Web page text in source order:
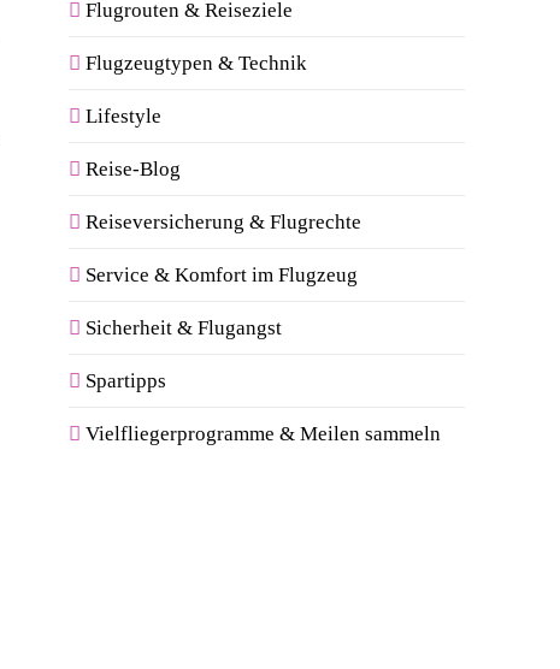
Flugrouten & Reiseziele
Flugzeugtypen & Technik
Lifestyle
Reise-Blog
Reiseversicherung & Flugrechte
Service & Komfort im Flugzeug
Sicherheit & Flugangst
Spartipps
Vielfliegerprogramme & Meilen sammeln